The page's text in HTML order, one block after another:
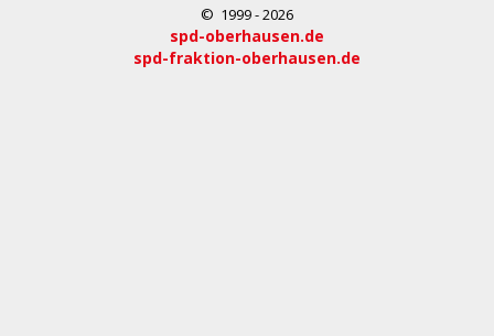
© 1999 - 2026
spd-oberhausen.de
spd-fraktion-oberhausen.de